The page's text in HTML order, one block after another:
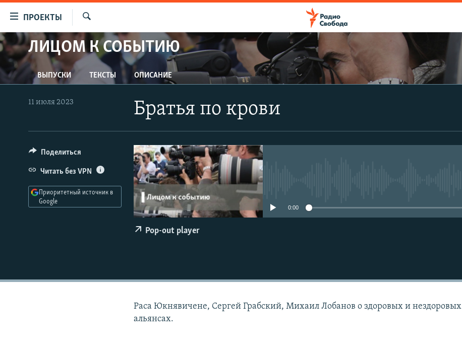
упрощенного
доступа
Вернуться
к
основному
главной
Вернутся
ПРОЕКТЫ
ПРОГРАММЫ
ПОДКАСТЫ
АВТОРСКИЕ ПРОЕКТЫ
ЦИТАТЫ СВОБОДЫ
IDEL.РЕАЛИИ
КАВКАЗ.РЕАЛИИ
СЕВЕР.РЕАЛИИ
СИБИРЬ.РЕАЛИИ
Искать
ЛИЦОМ К СОБЫТИЮ
ВЫПУСКИ ТЕКСТЫ ОПИСАНИЕ
Братья по крови
11 июля 2023
0:00
Pop-out player
Поделиться
Читать без VPN
Приоритетный источник в
Google
Раса Юкнявичене, Сергей Грабский, Михаил Лобанов о здоровых и нездоровых
альянсах.